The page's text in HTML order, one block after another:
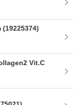
(19225374)
Vit.C